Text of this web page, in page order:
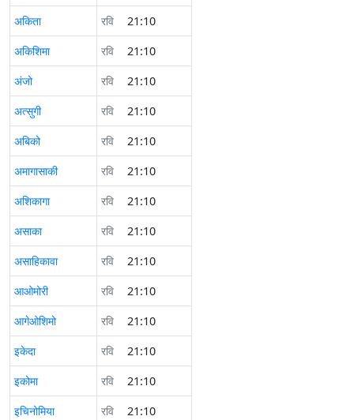
अकिता
रवि
21:10
अकिशिमा
रवि
21:10
अंजो
रवि
21:10
अत्सुगी
रवि
21:10
अबिको
रवि
21:10
अमागासाकी
रवि
21:10
अशिकागा
रवि
21:10
असाका
रवि
21:10
असाहिकावा
रवि
21:10
आओमोरी
रवि
21:10
आगेओशिमो
रवि
21:10
इकेदा
रवि
21:10
इकोमा
रवि
21:10
इचिनोमिया
रवि
21:10